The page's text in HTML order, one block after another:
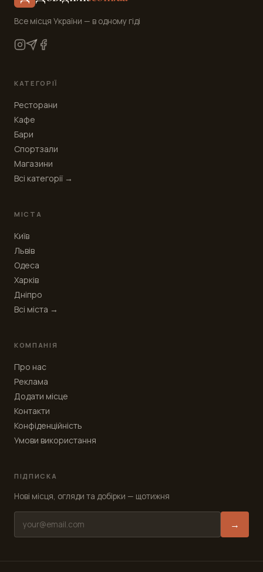
Все місця України — в одному гіді
КАТЕГОРІЇ
Ресторани
Кафе
Бари
Спортзали
Магазини
Всі категорії →
МІСТА
Київ
Львів
Одеса
Харків
Дніпро
Всі міста →
КОМПАНІЯ
Про нас
Реклама
Додати місце
Контакти
Конфіденційність
Умови використання
ПІДПИСКА
Нові місця, огляди та добірки — щотижня
→